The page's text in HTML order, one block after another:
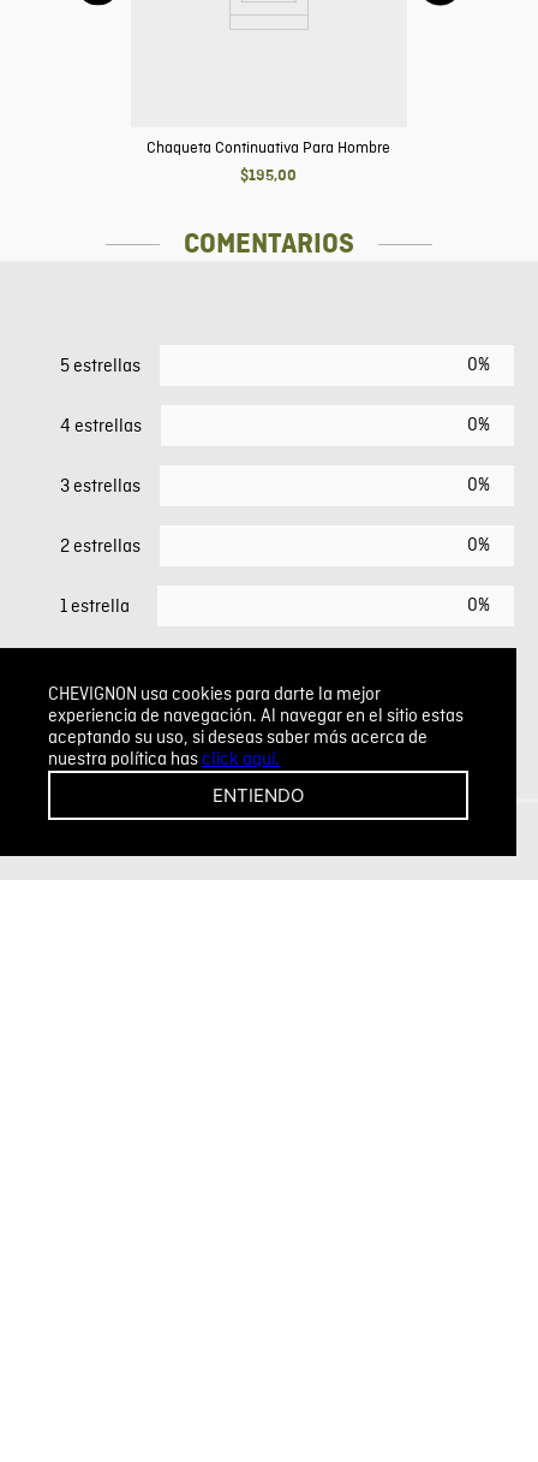
CHEVIGNON usa cookies para darte la mejor
experiencia de navegación. Al navegar en el sitio estas
aceptando su uso, si deseas saber más acerca de
nuestra política hasclick aquí.
ENTIENDO
Chaqueta Continuativa Para Hombre
$195,00
COMENTARIOS
5 estrellas 0%
4 estrellas 0%
3 estrellas 0%
2 estrellas 0%
1 estrella 0%
ESCRIBIR UN COMENTARIO
Agregar comentario
Comentario
Sin comentarios.